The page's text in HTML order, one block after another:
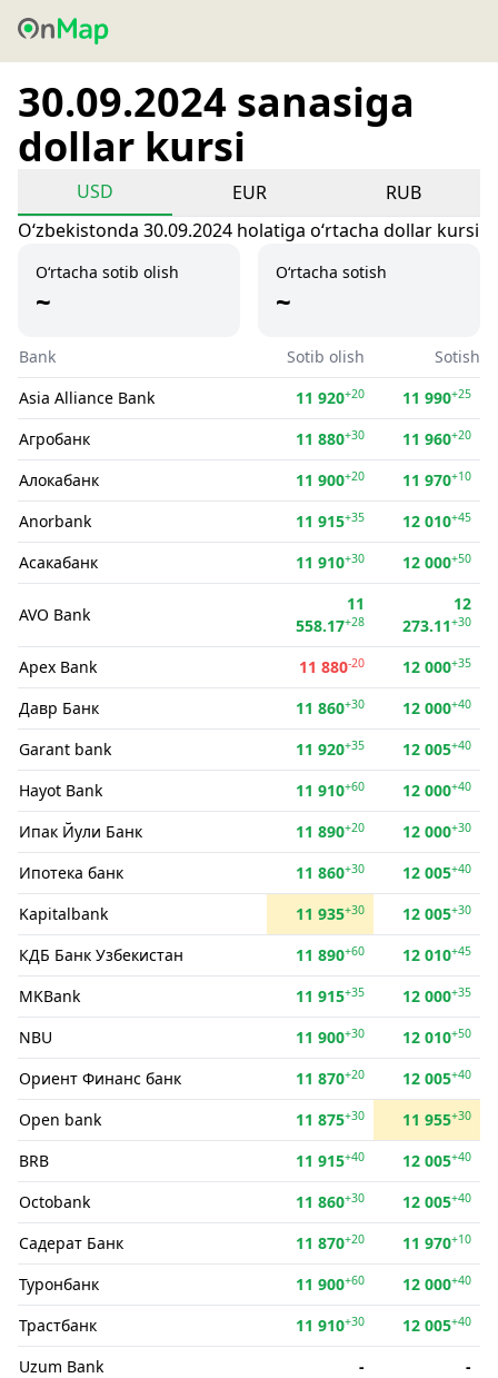
30.09.2024 sanasiga
dollar kursi
USD EUR
RUB
Oʻzbekistonda 30.09.2024 holatiga oʻrtacha dollar kursi
O‘rtacha sotib olish
~
O‘rtacha sotish
~
Bank Sotib olish
Sotish
Asia Alliance Bank
11 920+20 11 990+25
Агробанк 11 880+30 11 960+20
Алокабанк 11 900+20 11 970+10
Anorbank 11 915+35 12 010+45
Асакабанк 11 910+30 12 000+50
AVO Bank
11
558.17+28
12
273.11+30
Apex Bank 11 880-20 12 000+35
Давр Банк 11 860+30 12 000+40
Garant bank 11 920+35 12 005+40
Hayot Bank 11 910+60 12 000+40
Ипак Йули Банк 11 890+20 12 000+30
Ипотека банк 11 860+30 12 005+40
Kapitalbank 11 935+30 12 005+30
КДБ Банк Узбекистан 11 890+60 12 010+45
MKBank 11 915+35 12 000+35
NBU 11 900+30 12 010+50
Ориент Финанс банк 11 870+20 12 005+40
Open bank 11 875+30 11 955+30
BRB 11 915+40 12 005+40
Octobank 11 860+30 12 005+40
Садерат Банк 11 870+20 11 970+10
Туронбанк 11 900+60 12 000+40
Трастбанк 11 910+30 12 005+40
Uzum Bank -
-